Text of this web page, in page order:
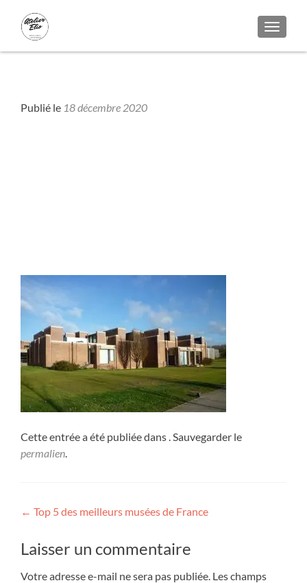
Publié le 18 décembre 2020
Cette entrée a été publiée dans . Sauvegarder le
permalien.
Navigation
de
l’article
← Top 5 des meilleurs musées de France
Laisser un commentaire
Votre adresse e-mail ne sera pas publiée. Les champs